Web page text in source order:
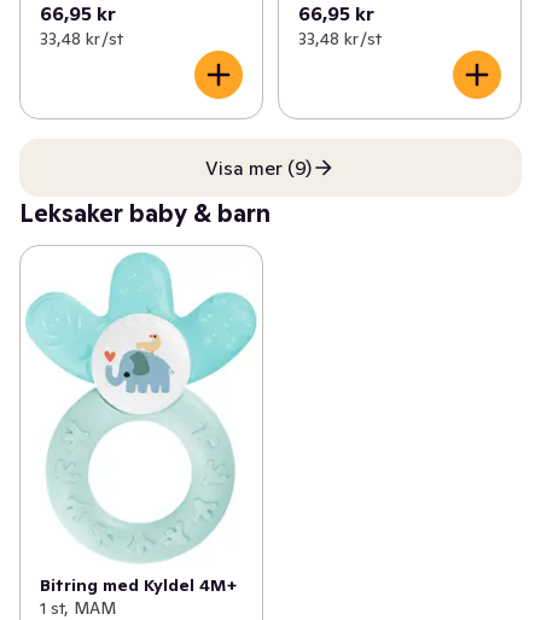
66,95 kr
33,48 kr /st
66,95 kr
33,48 kr /st
Visa mer (9)
Leksaker baby & barn
Bitring med Kyldel 4M+
1 st, MAM